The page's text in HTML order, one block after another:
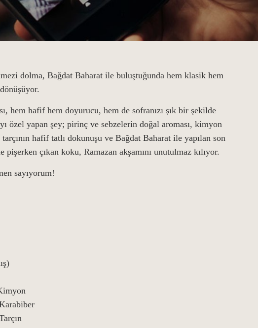
dolma, Bağdat Baharat ile buluştuğunda hem klasik hem
hem hafif hem doyurucu, hem de sofranızı şık bir şekilde
özel yapan şey; pirinç ve sebzelerin doğal aroması, kimyon
hafif tatlı dokunuşu ve Bağdat Baharat ile yapılan son
çıkan koku, Ramazan akşamını unutulmaz kılıyor.
sayıyorum!